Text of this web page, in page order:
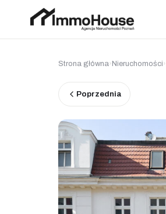
Strona główna› Nieruchomości›
Poprzednia